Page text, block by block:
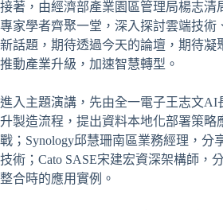
接著，由經濟部產業園區管理局楊志清
專家學者齊聚一堂，深入探討雲端技術
新話題，期待透過今天的論壇，期待凝
推動產業升級，加速智慧轉型。
進入主題演講，先由全一電子王志文AI
升製造流程，提出資料本地化部署策略
戰；Synology邱慧珊南區業務經理，分
技術；Cato SASE宋建宏資深架構師，
整合時的應用實例。